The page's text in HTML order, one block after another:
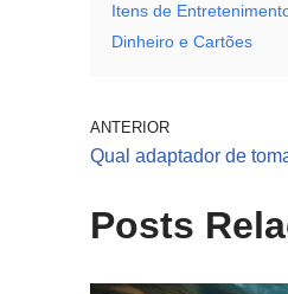
Itens de
Dinheiro e Cartões
ANTERIOR
Qual adaptador de
Posts